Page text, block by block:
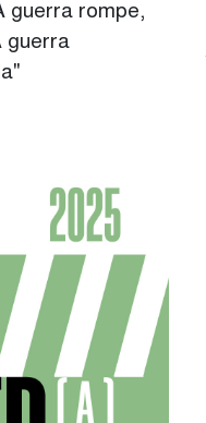
guerra rompe,
guerra